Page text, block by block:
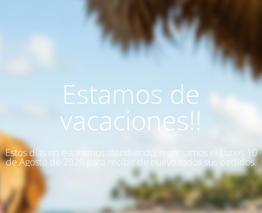
Estamos de
vacaciones!!
Estos días no estaremos atendiendo, regresamos el Lunes 10
de Agosto de 2026 para recibir de nuevo todos sus pedidos.